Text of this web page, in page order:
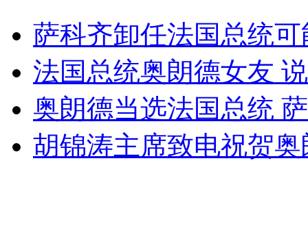
山西运城恶犬咬伤多人 警民合力深夜将其击毙
女孩北京地铁殴打老人 痛下狠手拳打脚踢
萨科齐卸任法国总统
法国总统奥朗德女友
奥朗德当选法国总统
胡锦涛主席致电祝贺